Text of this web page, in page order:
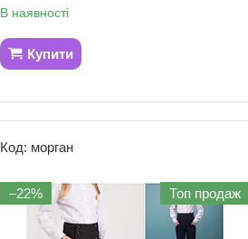
В наявності
Купити
морган
Топ продаж
–22%